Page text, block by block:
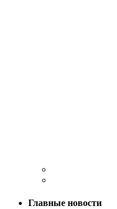
Главные новости